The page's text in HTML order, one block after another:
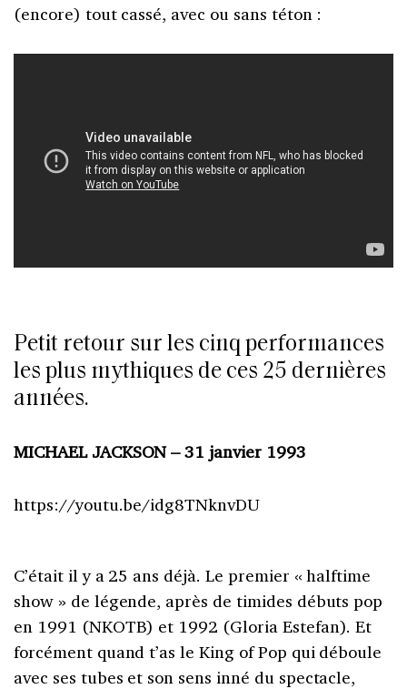
(encore) tout cassé, avec ou sans téton :
Petit retour sur les cinq performances
les plus mythiques de ces 25 dernières
années.
MICHAEL JACKSON – 31 janvier 1993
https://youtu.be/idg8TNknvDU
C’était il y a 25 ans déjà. Le premier « halftime
show » de légende, après de timides débuts pop
en 1991 (NKOTB) et 1992 (Gloria Estefan). Et
forcément quand t’as le King of Pop qui déboule
avec ses tubes et son sens inné du spectacle,